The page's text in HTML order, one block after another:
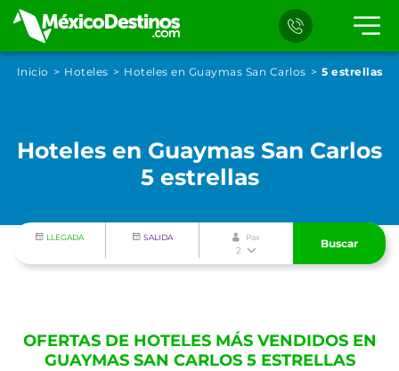
Inicio Hoteles Hoteles en Guaymas San Carlos 5 estrellas
Hoteles en Guaymas San Carlos
5 estrellas
LLEGADA SALIDA Pax
2
Buscar
OFERTAS DE HOTELES MÁS VENDIDOS EN
GUAYMAS SAN CARLOS 5 ESTRELLAS